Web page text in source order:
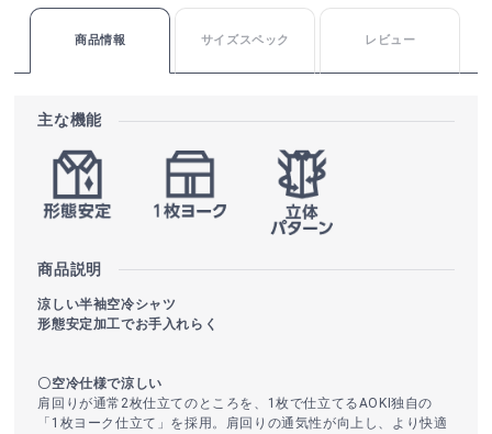
商品情報 サイズスペック レビュー
主な機能
商品説明
涼しい半袖空冷シャツ
形態安定加工でお手入れらく
〇空冷仕様で涼しい
肩回りが通常2枚仕立てのところを、1枚で仕立てるAOKI独自の
「1枚ヨーク仕立て」を採用。肩回りの通気性が向上し、より快適